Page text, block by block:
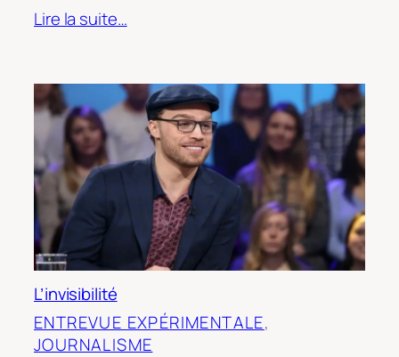
Lire la suite…
L’invisibilité
ENTREVUE EXPÉRIMENTALE
JOURNALISME